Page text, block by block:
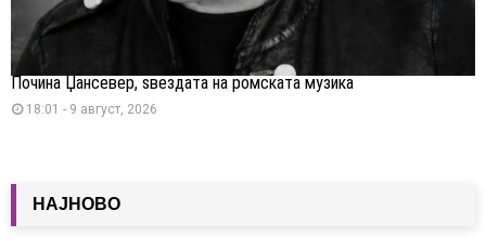
Почина Џансевер, ѕвездата на ромската музика
18:01 - 9 август, 2026
НАЈНОВО